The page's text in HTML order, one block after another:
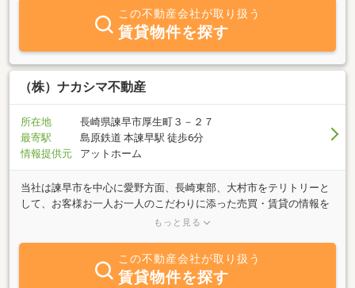
望にあったご提案をいたします。どうぞ、お気軽にご来店くださ
この不動産会社が取り扱う
賃貸物件を探す
（株）ナカシマ不動産
所在地
長崎県諫早市厚生町３－２７
最寄駅
島原鉄道 本諫早駅 徒歩6分
情報提供元
アットホーム
当社は諫早市を中心に愛野方面、長崎東部、大村市をテリトリーと
して、お客様お一人お一人のこだわりに添った売買・賃貸の情報を
ご紹介しております。「人と暮らしの出会いの架け橋」「何でも相
おります。「売りたい」「買いたい」「借りたい」ご希望の方、お
気軽ご相談ください。
もっと見る
この不動産会社が取り扱う
賃貸物件を探す